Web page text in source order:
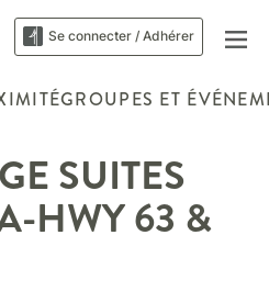
Se connecter / Adhérer
GROUPES ET
SUITES
HWY 63 &